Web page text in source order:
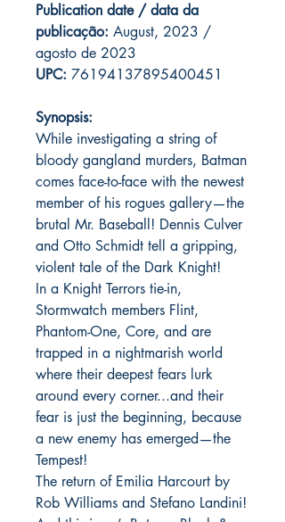
Publication date / data da
publicação: August, 2023 /
agosto de 2023
UPC: 76194137895400451
Synopsis:
While investigating a string of
bloody gangland murders, Batman
comes face-to-face with the newest
member of his rogues gallery—the
brutal Mr. Baseball! Dennis Culver
and Otto Schmidt tell a gripping,
violent tale of the Dark Knight!
In a Knight Terrors tie-in,
Stormwatch members Flint,
Phantom-One, Core, and are
trapped in a nightmarish world
where their deepest fears lurk
around every corner...and their
fear is just the beginning, because
a new enemy has emerged—the
Tempest!
The return of Emilia Harcourt by
Rob Williams and Stefano Landini!